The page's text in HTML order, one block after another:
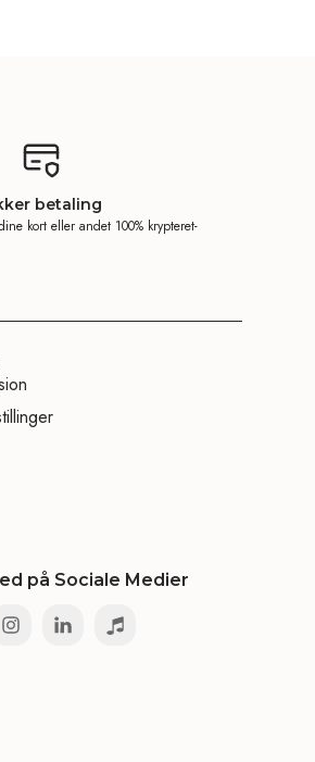
betaling
kort eller andet 100% krypteret-
på Sociale Medier